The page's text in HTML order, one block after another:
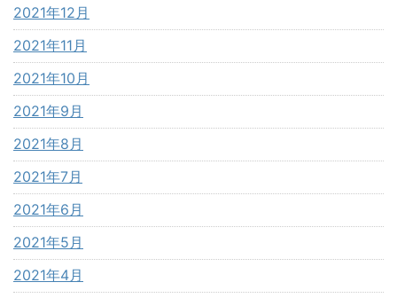
2021年12月
2021年11月
2021年10月
2021年9月
2021年8月
2021年7月
2021年6月
2021年5月
2021年4月